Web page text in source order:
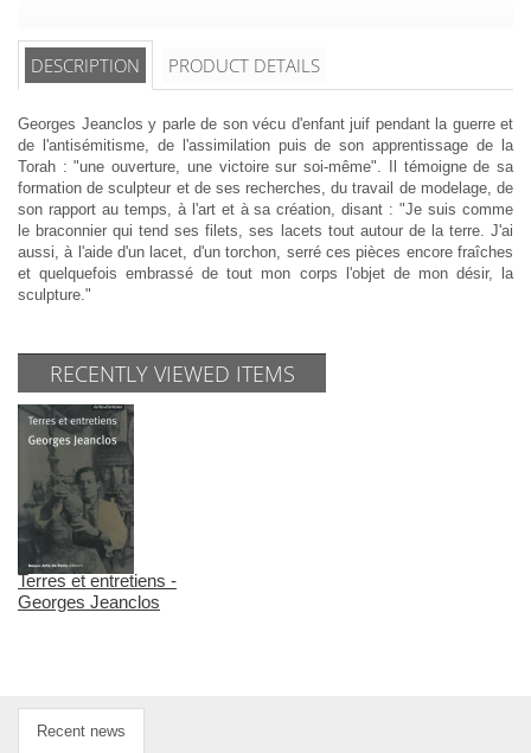
DESCRIPTION PRODUCT DETAILS
Georges Jeanclos y parle de son vécu d'enfant juif pendant la guerre et
de l'antisémitisme, de l'assimilation puis de son apprentissage de la
Torah : "une ouverture, une victoire sur soi-même". Il témoigne de sa
formation de sculpteur et de ses recherches, du travail de modelage, de
son rapport au temps, à l'art et à sa création, disant : "Je suis comme
le braconnier qui tend ses filets, ses lacets tout autour de la terre. J'ai
aussi, à l'aide d'un lacet, d'un torchon, serré ces pièces encore fraîches
et quelquefois embrassé de tout mon corps l'objet de mon désir, la
sculpture."
RECENTLY VIEWED ITEMS
Terres et entretiens -
Georges Jeanclos
Recent news